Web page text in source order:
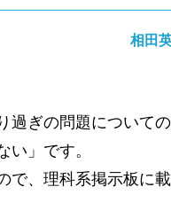
相田
ぎの問題について
」です。
、理科系掲示板に載